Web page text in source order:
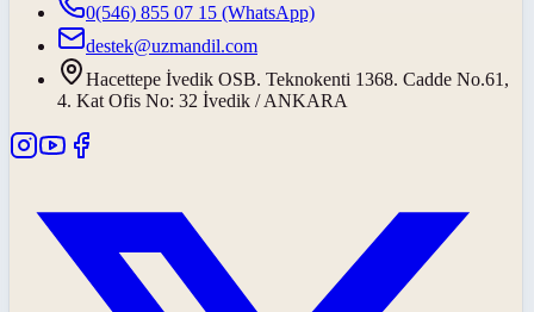
0(546) 855 07 15 (WhatsApp)
destek@uzmandil.com
Hacettepe İvedik OSB. Teknokenti 1368. Cadde No.61,
4. Kat Ofis No: 32 İvedik / ANKARA